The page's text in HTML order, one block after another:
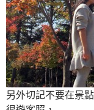
另外切記不要在景